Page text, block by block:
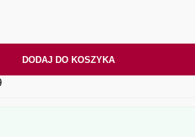
DODAJ DO KOSZYKA